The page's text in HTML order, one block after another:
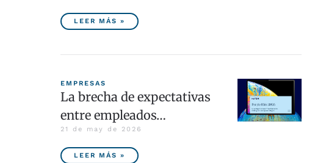
LEER MÁS »
EMPRESAS
La brecha de expectativas
entre empleados…
21 de may de 2026
LEER MÁS »